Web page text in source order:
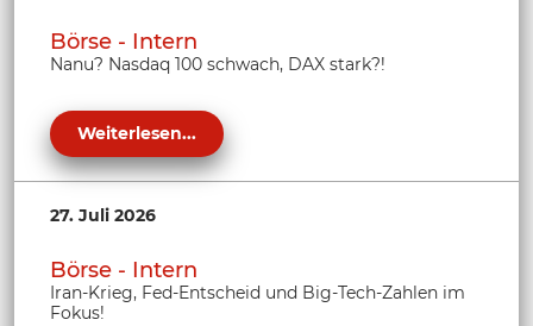
Börse - Intern
Nanu? Nasdaq 100 schwach, DAX stark?!
Weiterlesen...
27. Juli 2026
Börse - Intern
Iran-Krieg, Fed-Entscheid und Big-Tech-Zahlen im
Fokus!